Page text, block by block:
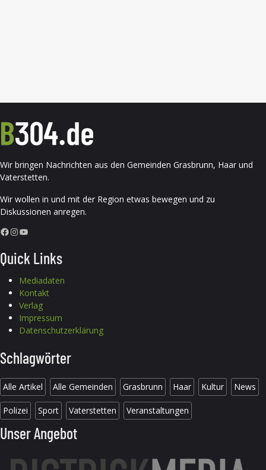
Wir bringen Nachrichten aus den Gemeinden Grasbrunn, Haar und
Vaterstetten.
Wir wollen in und mit der Region etwas bewegen und zu
Diskussionen anregen.
Facebook InstagramYouTube
Quick Links
Mediadaten
Kontakt
Verlag
Impressum
Datenschutzerklärung
Schlagwörter
Alle Artikel Alle Gemeinden Grasbrunn Haar Kultur News
Polizei Sport Vaterstetten Veranstaltungen
Unser Angebot